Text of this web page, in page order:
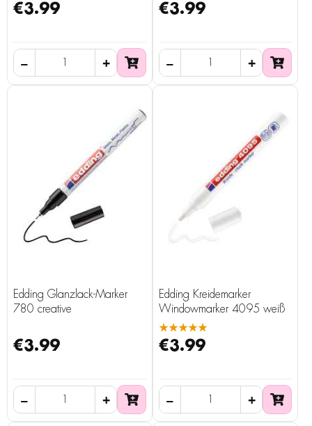
€3.99 €3.99
Edding Glanzlack-Marker
780 creative
€3.99
Edding Kreidemarker
Windowmarker 4095 weiß
★★★★★
€3.99